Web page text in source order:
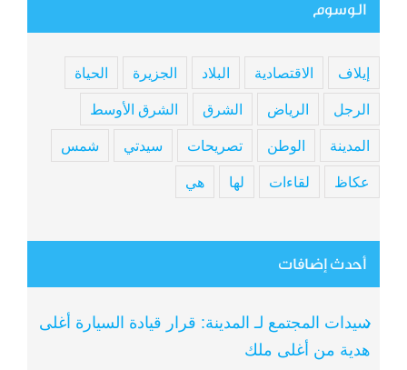
الوسوم
إيلاف الاقتصادية البلاد الجزيرة الحياة
الرجل الرياض الشرق الشرق الأوسط
المدينة الوطن تصريحات سيدتي شمس
عكاظ لقاءات لها هي
أحدث إضافات
سيدات المجتمع لـ المدينة: قرار قيادة السيارة أغلى
هدية من أغلى ملك